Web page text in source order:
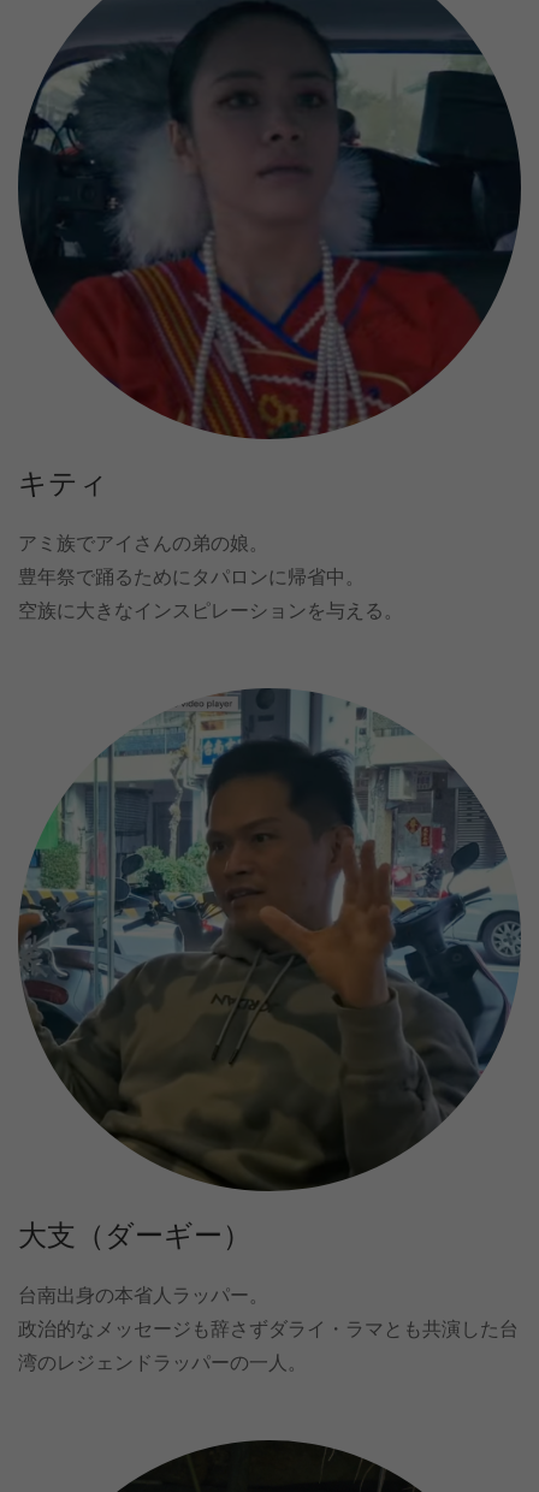
キティ
アミ族でアイさんの弟の娘。
豊年祭で踊るためにタパロンに帰省中。
空族に大きなインスピレーションを与える。
大支（ダーギー）
台南出身の本省人ラッパー。
政治的なメッセージも辞さずダライ・ラマとも共演した台
湾のレジェンドラッパーの一人。